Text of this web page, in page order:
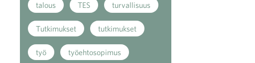
talous TES turvallisuus
Tutkimukset tutkimukset
työ työehtosopimus